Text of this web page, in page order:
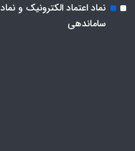
نماد اعتماد الکترونیک و نماد
ساماندهی